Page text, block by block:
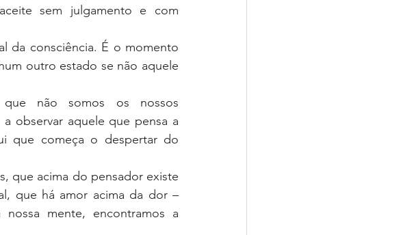
sem julgamento e com
da consciência. É o momento
outro estado se não aquele
que não somos os nossos
observar aquele que pensa a
que começa o despertar do
que acima do pensador existe
que há amor acima da dor –
mente, encontramos a